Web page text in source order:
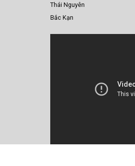
Thái Nguyên
Bắc Kạn